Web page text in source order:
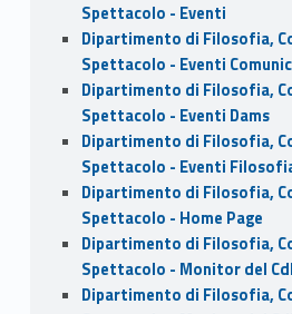
Spettacolo - Eventi
Dipartimento di Filosofia,
Spettacolo - Eventi
Dipartimento di Filosofia,
Spettacolo - Eventi Dams
Dipartimento di Filosofia,
Spettacolo - Eventi
Dipartimento di Filosofia,
Spettacolo - Home Page
Dipartimento di Filosofia,
Spettacolo - Monitor del
Dipartimento di Filosofia,